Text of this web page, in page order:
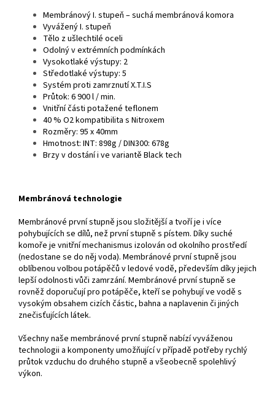
Membránový I. stupeň – suchá membránová komora
Vyvážený I. stupeň
Tělo z ušlechtilé oceli
Odolný v extrémních podmínkách
Vysokotlaké výstupy: 2
Středotlaké výstupy: 5
Systém proti zamrznutí X.T.I.S
Průtok: 6 900 l / min.
Vnitřní části potažené teflonem
40 % O2 kompatibilita s Nitroxem
Rozměry: 95 x 40mm
Hmotnost: INT: 898g / DIN300: 678g
Brzy v dostání i ve variantě Black tech
Membránová technologie
Membránové první stupně jsou složitější a tvoří je i více
pohybujících se dílů, než první stupně s pístem. Díky suché
komoře je vnitřní mechanismus izolován od okolního prostředí
(nedostane se do něj voda). Membránové první stupně jsou
oblíbenou volbou potápěčů v ledové vodě, především díky jejich
lepší odolnosti vůči zamrzání. Membránové první stupně se
rovněž doporučují pro potápěče, kteří se pohybují ve vodě s
vysokým obsahem cizích částic, bahna a naplavenin či jiných
znečisťujících látek.
Všechny naše membránové první stupně nabízí vyváženou
technologii a komponenty umožňující v případě potřeby rychlý
průtok vzduchu do druhého stupně a všeobecně spolehlivý
výkon.